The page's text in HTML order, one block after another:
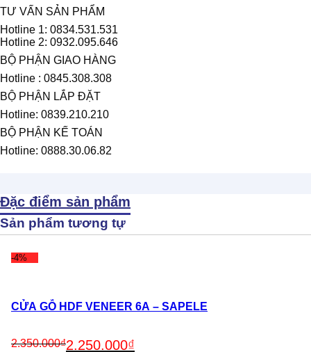
TƯ VẤN SẢN PHẨM
Hotline 1: 0834.531.531
Hotline 2: 0932.095.646
BỘ PHẬN GIAO HÀNG
Hotline : 0845.308.308
BỘ PHẬN LẮP ĐẶT
Hotline: 0839.210.210
BỘ PHẬN KẾ TOÁN
Hotline: 0888.30.06.82
Đặc điểm sản phẩm
Sản phẩm tương tự
-4%
CỬA GỖ HDF VENEER 6A – SAPELE
2.350.000₫2.250.000₫